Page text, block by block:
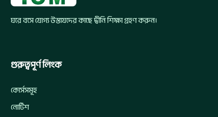
ঘরে বসে যোগ্য উস্তাযদের কাছে দ্বীনি শিক্ষা গ্রহণ করুন।
গুরুত্বপূর্ণ লিংক
কোর্সসমূহ
নোটিশ